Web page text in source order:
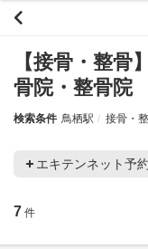
【接骨・整
骨院・整骨院
検索条件 鳥栖駅 接骨・
エキテンネット予約
7 件